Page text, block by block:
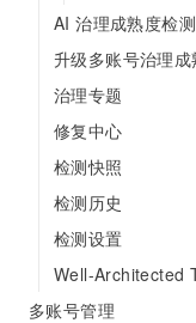
AI 治理成熟度检测
升级多账号治理成
治理专题
修复中心
检测快照
检测历史
检测设置
Well-Architected
多账号管理
迁移与运维管理
专有云